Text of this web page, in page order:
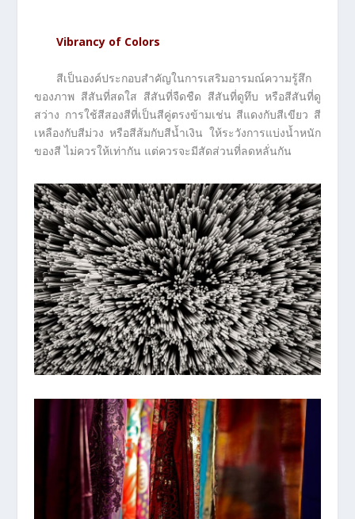
Vibrancy of Colors
สีเป็นองค์ประกอบสำคัญในการเสริมอารมณ์ความรู้สึก
ของภาพ สีสันที่สดใส สีสันที่จืดชืด สีสันที่ดูทึบ หรือสีสันที่ดู
สว่าง การใช้สีสองสีที่เป็นสีคู่ตรงข้ามเช่น สีแดงกับสีเขียว สี
เหลืองกับสีม่วง หรือสีส้มกับสีน้ำเงิน ให้ระวังการแบ่งน้ำหนัก
ของสี ไม่ควรให้เท่ากัน แต่ควรจะมีสัดส่วนที่ลดหลั่นกัน